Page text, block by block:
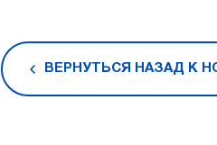
ВЕРНУТЬСЯ НАЗАД К